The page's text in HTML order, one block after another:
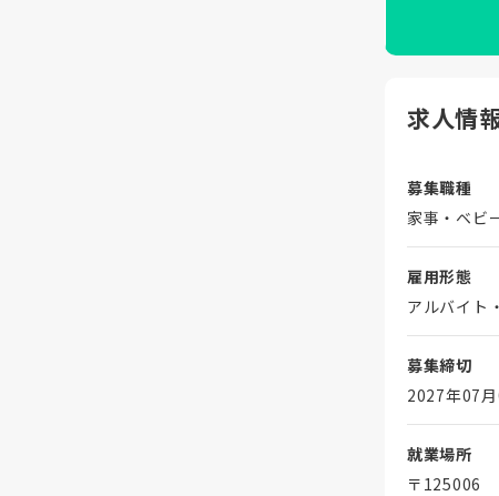
求人情
募集職種
家事・ベビ
雇用形態
アルバイト
募集締切
2027年07
就業場所
〒125006